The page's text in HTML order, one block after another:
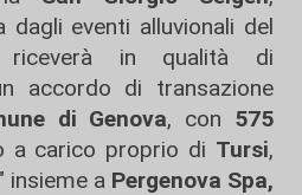
dagli eventi alluvionali del
in qualità di
accordo di transazione
di Genova, con 575
a carico proprio di Tursi,
insieme a Pergenova Spa,